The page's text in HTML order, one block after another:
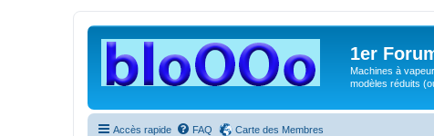
1er
Machines à
modèles réduits
Accès rapide FAQ Carte des Membres